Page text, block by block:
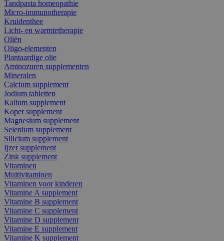
Tandpasta homeopathie
Micro-immunotherapie
Kruidenthee
Licht- en warmtetherapie
Oliën
Oligo-elementen
Plantaardige olie
Aminozuren supplementen
Mineralen
Calcium supplement
Jodium tabletten
Kalium supplement
Koper supplement
Magnesium supplement
Selenium supplement
Silicium supplement
Ijzer supplement
Zink supplement
Vitaminen
Multivitaminen
Vitaminen voor kinderen
Vitamine A supplement
Vitamine B supplement
Vitamine C supplement
Vitamine D supplement
Vitamine E supplement
Vitamine K supplement